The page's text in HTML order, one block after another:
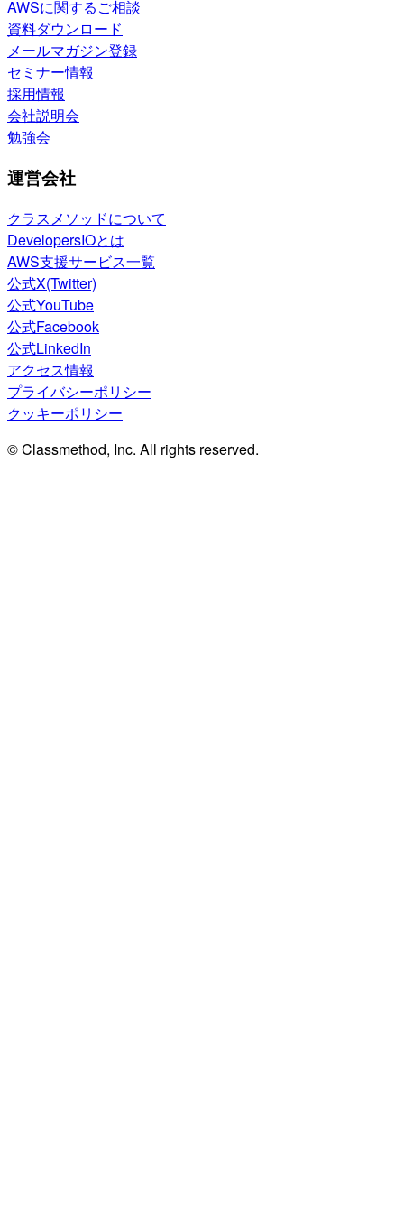
AWSに関するご相談
資料ダウンロード
メールマガジン登録
セミナー情報
採用情報
会社説明会
勉強会
運営会社
クラスメソッドについて
DevelopersIOとは
AWS支援サービス一覧
公式X(Twitter)
公式YouTube
公式Facebook
公式LinkedIn
アクセス情報
プライバシーポリシー
クッキーポリシー
© Classmethod, Inc. All rights reserved.